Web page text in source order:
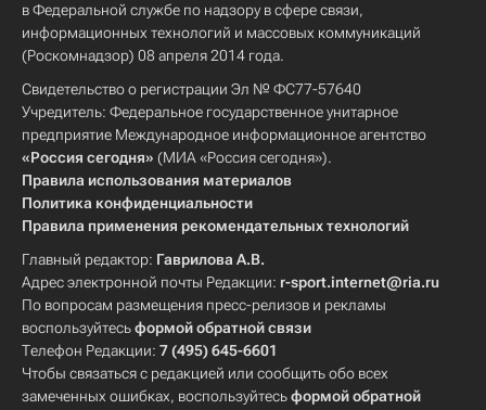
в Федеральной службе по надзору в сфере связи,
информационных технологий и массовых коммуникаций
(Роскомнадзор) 08 апреля 2014 года.
Свидетельство о регистрации Эл № ФС77-57640
Учредитель: Федеральное государственное унитарное
предприятие Международное информационное агентство
«Россия сегодня» (МИА «Россия сегодня»).
Правила использования материалов
Политика конфиденциальности
Правила применения рекомендательных технологий
Главный редактор: Гаврилова А.В.
Адрес электронной почты Редакции: r-sport.internet@ria.ru
По вопросам размещения пресс-релизов и рекламы
воспользуйтесьформой обратной связи
Телефон Редакции: 7 (495) 645-6601
Чтобы связаться с редакцией или сообщить обо всех
замеченных ошибках, воспользуйтесьформой обратной